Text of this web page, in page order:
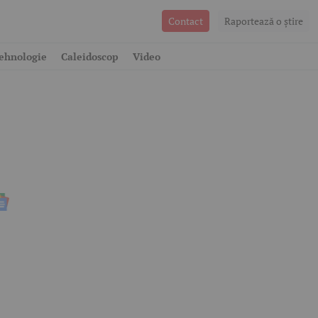
Contact Raportează o ştire
Caleidoscop Video